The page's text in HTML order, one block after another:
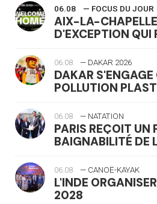
06.08 — FOCUS DU JOUR
AIX-LA-
D'EXCEPTION QUI
06.08 — DAKAR 2026
DAKAR
POLLUTION
06.08 — NATATION
PARIS REÇOIT UN
BAIGNABILITÉ DE
06.08 — CANOË-KAYAK
L'INDE
2028